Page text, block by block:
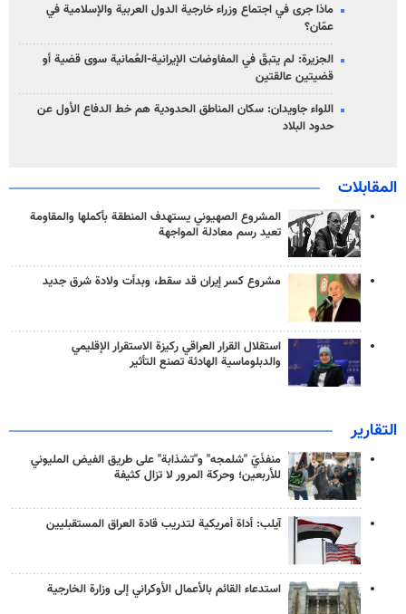
ماذا جرى في اجتماع وزراء خارجية الدول العربية والإسلامية في
عمّان؟
الجزيرة: لم يتبقّ في المفاوضات الإيرانية-العُمانية سوى قضية أو
قضيتين عالقتين
اللواء جاويدان: سكان المناطق الحدودية هم خط الدفاع الأول عن
حدود البلاد
المقابلات
المشروع الصهيوني يستهدف المنطقة بأكملها والمقاومة
تعيد رسم معادلة المواجهة
مشروع كسر إيران قد سقط، وبدأت ولادة شرق جديد
استقلال القرار العراقي ركيزة الاستقرار الإقليمي
والدبلوماسية الهادئة تصنع التأثير
التقارير
منفذَيّ "شلمجه" و"تشذابة" على طريق الفيض المليوني
للأربعين؛ وحركة المرور لا تزال كثيفة
آيلب: أداة أمريكية لتدريب قادة العراق المستقبليين
استدعاء القائم بالأعمال الأوكراني إلى وزارة الخارجية